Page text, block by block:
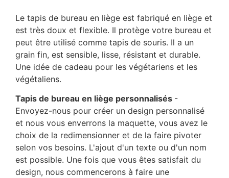
Le tapis de bureau en liège est fabriqué en liège et
est très doux et flexible. Il protège votre bureau et
peut être utilisé comme tapis de souris. Il a un
grain fin, est sensible, lisse, résistant et durable.
Une idée de cadeau pour les végétariens et les
végétaliens.
Tapis de bureau en liège personnalisés -
Envoyez-nous pour créer un design personnalisé
et nous vous enverrons la maquette, vous avez le
choix de la redimensionner et de la faire pivoter
selon vos besoins. L'ajout d'un texte ou d'un nom
est possible. Une fois que vous êtes satisfait du
design, nous commencerons à faire une